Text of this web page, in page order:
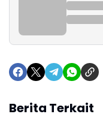
Berita Terkait